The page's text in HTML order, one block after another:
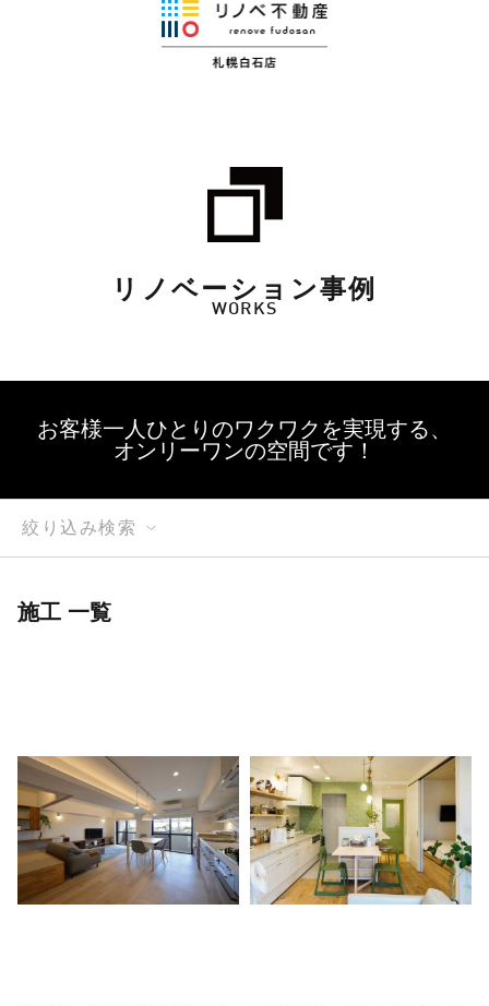
リノベーション事例
WORKS
お客様一人ひとりのワクワクを実現する、
オンリーワンの空間です！
絞り込み検索
施工 一覧